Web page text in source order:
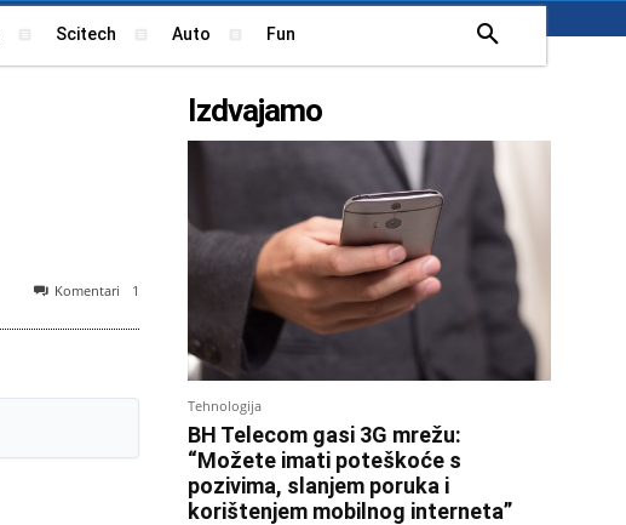
Scitech Auto Fun
Komentari 1
Izdvajamo
Tehnologija
BH Telecom gasi 3G mrežu:
“Možete imati poteškoće s
pozivima, slanjem poruka i
korištenjem mobilnog interneta”